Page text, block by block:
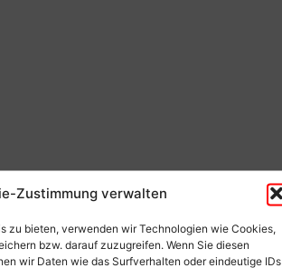
Zustimmung verwalten
zu bieten, verwenden wir Technologien wie Cookies,
bzw. darauf zuzugreifen. Wenn Sie diesen
wir Daten wie das Surfverhalten oder eindeutige IDs